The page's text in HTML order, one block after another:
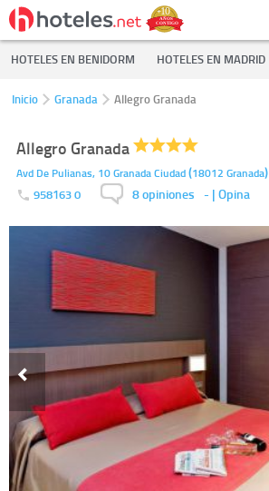
HOTELES EN BENIDORM HOTELES EN MADRID
Inicio Granada Allegro Granada
Allegro Granada
Avd De Pulianas, 10Granada Ciudad(18012 Granada)
958163 0 8 opiniones - | Opina